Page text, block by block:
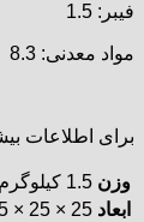
فیبر: 1.5
مواد معدنی: 8.3
برای اطلاعات
وزن 1.5 کیلوگرم
ابعاد 25 × 25 × 15 سانتیمتر